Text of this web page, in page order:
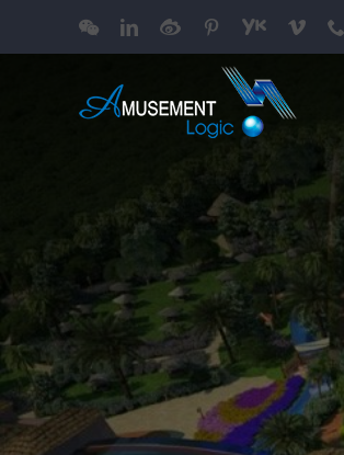
WeChatLinkedIn
Weibo Pinterest
Youku Vimeo